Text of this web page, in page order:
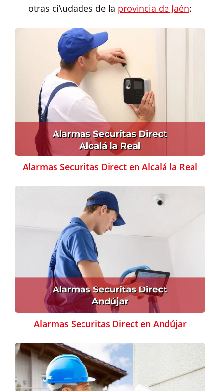
otras ci\udades de la provincia de Jaén:
Alarmas Securitas Direct en Alcalá la Real
Alarmas Securitas Direct en Andújar